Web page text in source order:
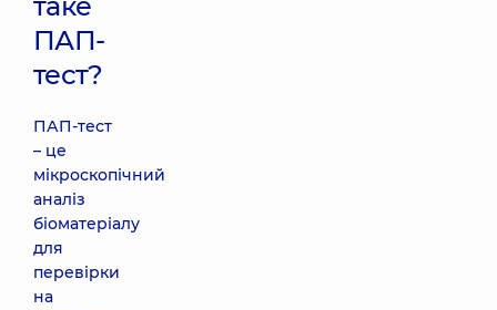
ПАП-
тест?
ПАП-тест
– це
мікроскопічний
аналіз
біоматеріалу
для
перевірки
на